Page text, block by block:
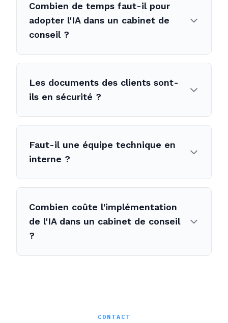
Combien de temps faut-il pour
adopter l'IA dans un cabinet de
conseil ?
Les documents des clients sont-
ils en sécurité ?
Faut-il une équipe technique en
interne ?
Combien coûte l'implémentation
de l'IA dans un cabinet de conseil
?
CONTACT